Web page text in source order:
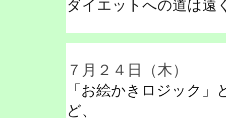
ダイエットへの道は遠
７月２４日（木）
「お絵かきロジック
ど、